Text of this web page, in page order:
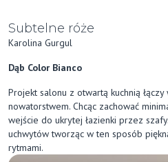
Subtelne róże
Karolina Gurgul
Dąb Color Bianco
Projekt salonu z otwartą kuchnią
nowatorstwem. Chcąc zachować
wejście do ukrytej łazienki przez
uchwytów tworząc w ten sposób
rytmami.